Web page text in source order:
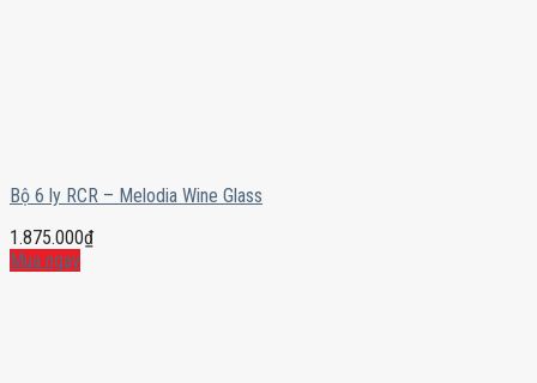
Bộ 6 ly RCR – Melodia Wine Glass
1.875.000₫
Mua ngay